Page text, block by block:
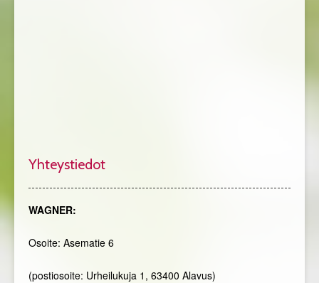
Yhteystiedot
WAGNER:
Osoite: Asematie 6
(postiosoite: Urheilukuja 1, 63400 Alavus)